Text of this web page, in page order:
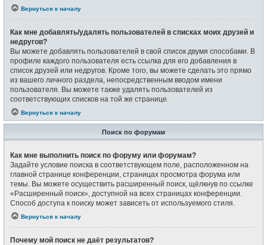
Вернуться к началу
Как мне добавлять/удалять пользователей в списках моих друзей и
недругов?
Вы можете добавлять пользователей в свой список двумя способами. В
профиле каждого пользователя есть ссылка для его добавления в
список друзей или недругов. Кроме того, вы можете сделать это прямо
из вашего личного раздела, непосредственным вводом имени
пользователя. Вы можете также удалять пользователей из
соответствующих списков на той же странице.
Вернуться к началу
Поиск по форумам
Как мне выполнить поиск по форуму или форумам?
Задайте условие поиска в соответствующем поле, расположенном на
главной странице конференции, страницах просмотра форума или
темы. Вы можете осуществить расширенный поиск, щёлкнув по ссылке
«Расширенный поиск», доступной на всех страницах конференции.
Способ доступа к поиску может зависеть от используемого стиля.
Вернуться к началу
Почему мой поиск не даёт результатов?